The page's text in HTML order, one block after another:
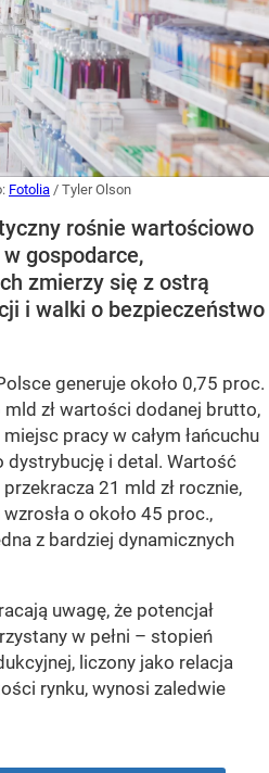
Fotolia / Tyler Olson
rośnie wartościowo
gospodarce,
zmierzy się z ostrą
i walki o bezpieczeństwo
generuje około 0,75 proc.
zł wartości dodanej brutto,
pracy w całym łańcuchu
i detal. Wartość
21 mld zł rocznie,
o około 45 proc.,
z bardziej dynamicznych
uwagę, że potencjał
w pełni – stopień
liczony jako relacja
rynku, wynosi zaledwie